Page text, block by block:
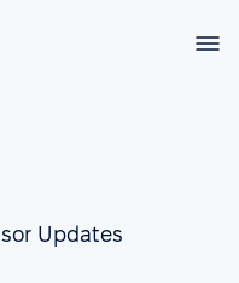
Updates